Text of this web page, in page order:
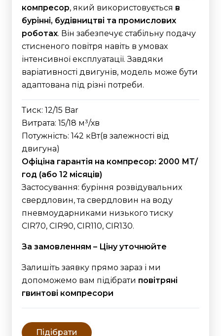
компресор, який використовується в
бурінні, будівництві та промислових
роботах. Він забезпечує стабільну подачу
стисненого повітря навіть в умовах
інтенсивної експлуатації. Завдяки
варіативності двигунів, модель може бути
адаптована під різні потреби.
Тиск: 12/15 Bar
Витрата: 15/18 м³/хв
Потужність: 142 кВт(в залежності від
двигуна)
Офіціна гарантія на компресор: 2000 МТ/
год (або 12 місяців)
Застосування: буріння розвідувальних
свердловин, та свердловин на воду
пневмоударниками низького тиску
CIR70, CIR90, CIR110, CIR130.
За замовленням – Ціну уточнюйте
Залишіть заявку прямо зараз і ми
допоможемо вам підібрати повітряні
гвинтові компресори
Підібрати